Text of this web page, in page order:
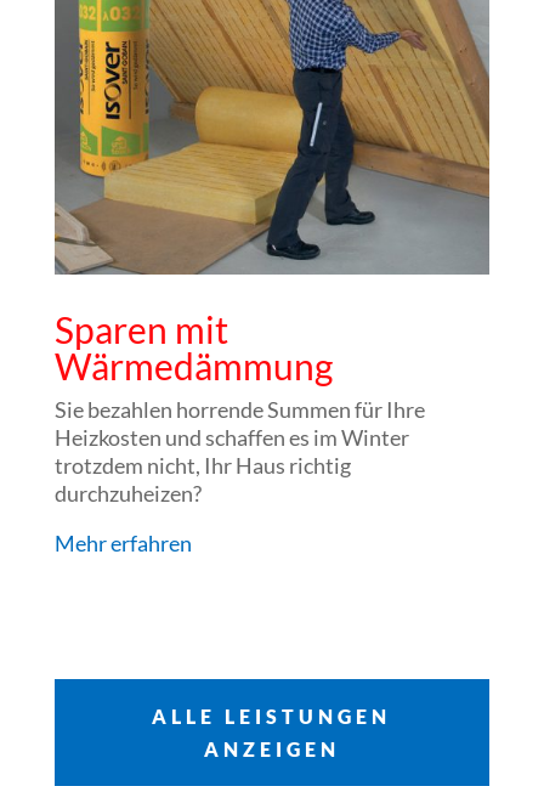
Sparen mit
Wärmedämmung
Sie bezahlen horrende Summen für Ihre
Heizkosten und schaffen es im Winter
trotzdem nicht, Ihr Haus richtig
durchzuheizen?
Mehr erfahren
ALLE LEISTUNGEN
ANZEIGEN